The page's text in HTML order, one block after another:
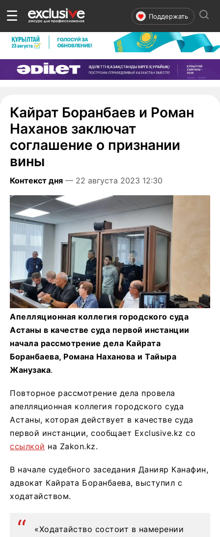
☰ Поддержать
Кайрат Боранбаев и Роман
Наханов заключат
соглашение о признании
вины
Контекст дня — 22 августа 2023 12:30
Апелляционная коллегия городского суда
Астаны в качестве суда первой инстанции
начала рассмотрение дела Кайрата
Боранбаева, Романа Наханова и Тайыра
Жанузака.
Повторное рассмотрение дела провела
апелляционная коллегия городского суда
Астаны, которая действует в качестве суда
первой инстанции, сообщает Exclusive.kz со
ссылкой на Zakon.kz.
В начале судебного заседания Данияр Канафин,
адвокат Кайрата Боранбаева, выступил с
ходатайством.
«Ходатайство состоит в намерении